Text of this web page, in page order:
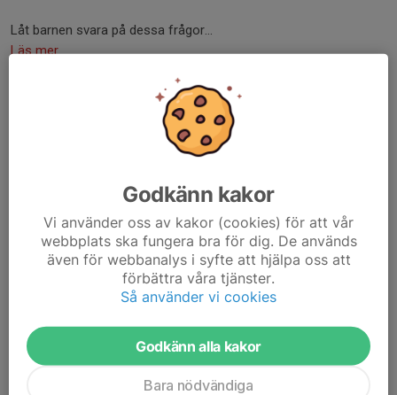
Låt barnen svara på dessa frågor...
Läs mer
Fotografering 12/5
0 kommentarer
Tisdagen den 12/5 är det dags för årets fotografering.
Tid: 17:00
Plats: Lexby IP
Samling: 16:45 vid klubbstugan
Matchställ med matchtröja, vita shorts och röda strumpor ska
vara på.
Det är viktigt att vi alla kommer i tid....
Godkänn kakor
Vi använder oss av kakor (cookies) för att vår
webbplats ska fungera bra för dig. De används
även för webbanalys i syfte att hjälpa oss att
förbättra våra tjänster.
Så använder vi cookies
Godkänn alla kakor
Bara nödvändiga